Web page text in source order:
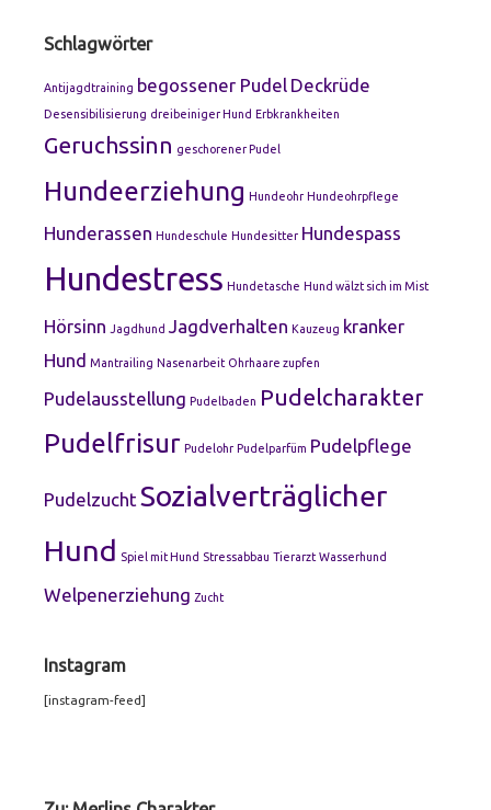
Schlagwörter
Antijagdtraining begossener Pudel Deckrüde
Desensibilisierung dreibeiniger Hund Erbkrankheiten
Geruchssinn geschorener Pudel
Hundeerziehung Hundeohr Hundeohrpflege
Hunderassen Hundeschule Hundesitter Hundespass
Hundestress Hundetasche Hund wälzt sich im Mist
Hörsinn Jagdhund Jagdverhalten Kauzeug kranker
Hund Mantrailing Nasenarbeit Ohrhaare zupfen
Pudelausstellung Pudelbaden Pudelcharakter
Pudelfrisur Pudelohr Pudelparfüm Pudelpflege
Pudelzucht Sozialverträglicher
Hund Spiel mit Hund Stressabbau Tierarzt Wasserhund
Welpenerziehung Zucht
Instagram
[instagram-feed]